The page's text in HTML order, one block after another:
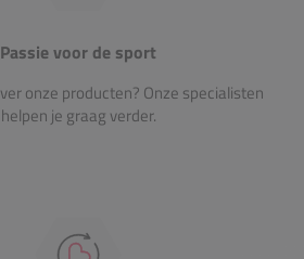
Passie voor de sport
onze producten? Onze specialisten
helpen je graag verder.